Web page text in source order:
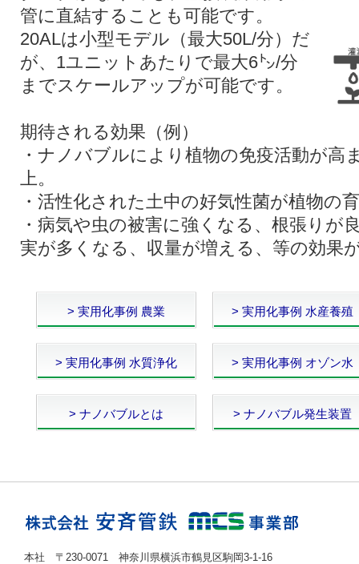
管に直結することも可能です。
20ALは小型モデル（最大50L/分）だ
が、1ユニットあたりで最大6㌧/分
までスケールアップが可能です。
期待される効果（例）
・ナノバブルにより植物の免疫活動が高
上。
・活性化された土中の好気性菌が植物の
・病気や虫の被害に強くなる、根張りが
実が多くなる、収量が増える、等の効果
> 実用化事例 農業 > 実用化事例 水産養殖
> 実用化事例 水質浄化 > 実用化事例 オゾン水
> ナノバブルとは > ナノバブル発生装置
本社 〒230-0071 神奈川県横浜市鶴見区駒岡3-1-16